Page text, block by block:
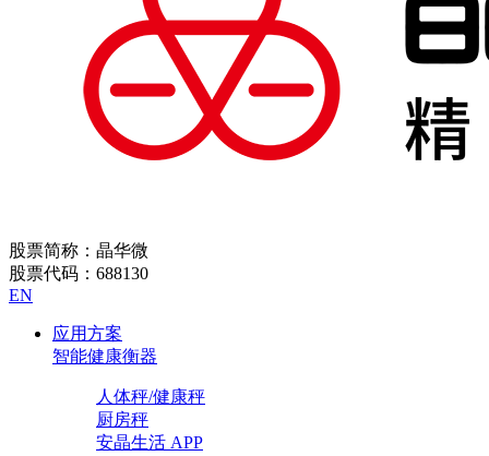
股票简称：晶华微
股票代码：688130
EN
应用方案
智能健康衡器
人体秤/健康秤
厨房秤
安晶生活 APP